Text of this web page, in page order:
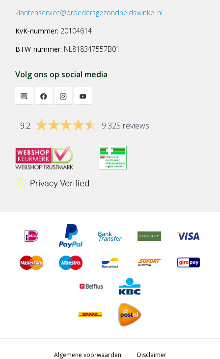
klantenservice@broedersgezondheidswinkel.nl
KvK-nummer: 20104614
BTW-nummer: NL818347557B01
Volg ons op social media
9.2 9.325 reviews
Algemene voorwaarden Disclaimer